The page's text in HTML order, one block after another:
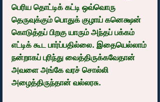
பெரிய தொட்டிக் கட்டி ஒவ்வொரு
தெருவுக்கும் பொதுக் குழாய் கனெக்ஷன்
கொடுத்தப் பிறகு யாரும் அந்தப் பக்கம்
எட்டிக் கூட பார்ப்பதில்லை. இதையெல்லாம்
நன்றாகப் புரிந்து வைத்திருக்கவேதான்
அவளை அங்கே வரச் சொல்லி
அழைத்திருந்தான் வல்லரசு.